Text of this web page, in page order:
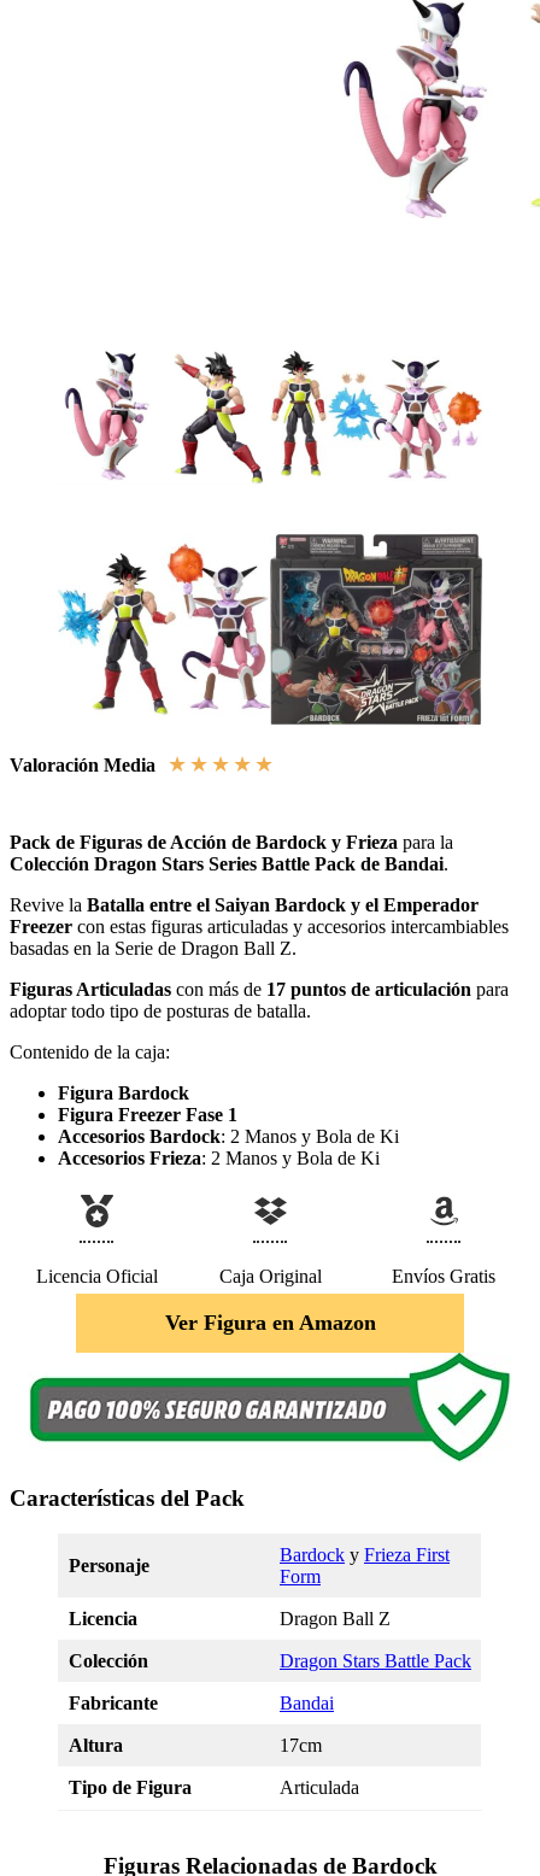
Valoración Media ★ ★ ★ ★ ★
Pack de Figuras de Acción de Bardock y Frieza para la
Colección Dragon Stars Series Battle Pack de Bandai.
Revive la Batalla entre el Saiyan Bardock y el Emperador
Freezer con estas figuras articuladas y accesorios intercambiables
basadas en la Serie de Dragon Ball Z.
Figuras Articuladas con más de 17 puntos de articulación para
adoptar todo tipo de posturas de batalla.
Contenido de la caja:
Figura Bardock
Figura Freezer Fase 1
Accesorios Bardock: 2 Manos y Bola de Ki
Accesorios Frieza: 2 Manos y Bola de Ki
Licencia Oficial Caja Original Envíos Gratis
Ver Figura en Amazon
Características del Pack
Personaje
Bardock y Frieza First
Form
Licencia Dragon Ball Z
Colección Dragon Stars Battle Pack
Fabricante Bandai
Altura 17cm
Tipo de Figura Articulada
Figuras Relacionadas de Bardock